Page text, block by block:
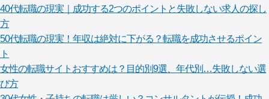
40代転職の現実｜成功する2つのポイントと失敗しない求人の探し
方
50代転職の現実！年収は絶対に下がる？転職を成功させるポイン
ト
女性の転職サイトおすすめは？目的別9選、年代別…失敗しない選
び方